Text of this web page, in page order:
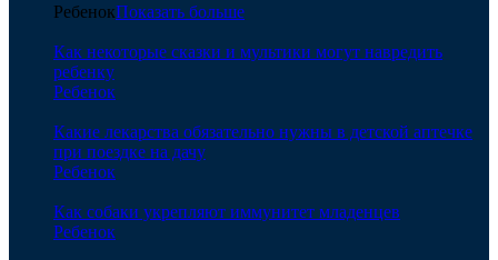
РебенокПоказать больше
Как некоторые сказки и мультики могут навредить
ребенку
Ребенок
Какие лекарства обязательно нужны в детской аптечке
при поездке на дачу
Ребенок
Как собаки укрепляют иммунитет младенцев
Ребенок